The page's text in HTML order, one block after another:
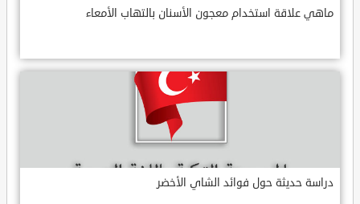
ماهي علاقة استخدام معجون الأسنان بالتهاب الأمعاء
دراسة حديثة حول فوائد الشاي الأخضر